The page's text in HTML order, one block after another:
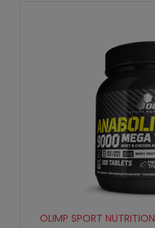
OLIMP SPORT NUTRITION